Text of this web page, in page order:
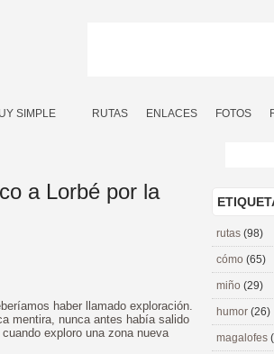
SIMPLE RUTAS ENLACES FOTOS
a Lorbé por la
haber llamado exploración.
mentira, nunca antes había salido
exploro una zona nueva
rutas (98)
cómo (65)
miño (29)
humor (26)
magalofes